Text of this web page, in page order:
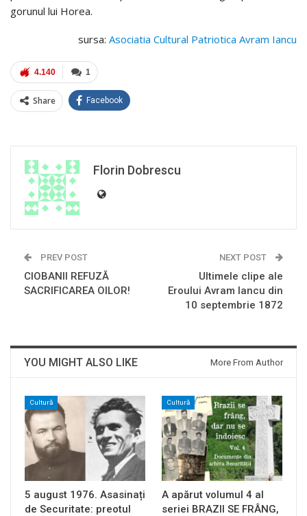
gorunul lui Horea.
sursa: Asociatia Cultural Patriotica Avram Iancu
1
4.140
Share Facebook
Florin Dobrescu
PREV POST
CIOBANII REFUZĂ
SACRIFICAREA OILOR!
NEXT POST
Ultimele clipe ale
Eroului Avram Iancu din
10 septembrie 1872
YOU MIGHT ALSO LIKE More From Author
Cultură
5 august 1976. Asasinați
de Securitate: preotul
Cultură
A apărut volumul 4 al
seriei BRAZII SE FRÂNG,